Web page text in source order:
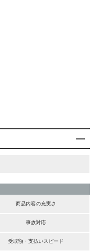
商品内容の充実さ
事故対応
受取額・支払いスピード